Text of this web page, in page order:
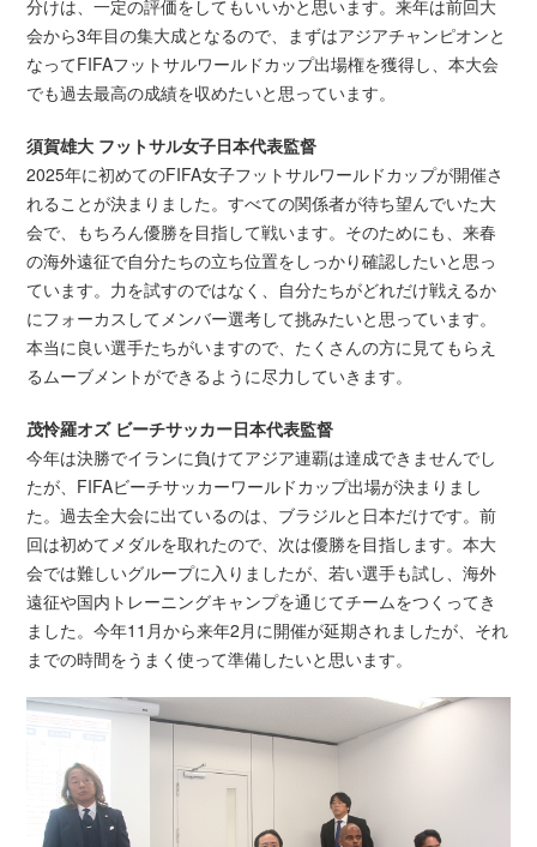
分けは、一定の評価をしてもいいかと思います。来年は前回大
会から3年目の集大成となるので、まずはアジアチャンピオンと
なってFIFAフットサルワールドカップ出場権を獲得し、本大会
でも過去最高の成績を収めたいと思っています。
須賀雄大 フットサル女子日本代表監督
2025年に初めてのFIFA女子フットサルワールドカップが開催さ
れることが決まりました。すべての関係者が待ち望んでいた大
会で、もちろん優勝を目指して戦います。そのためにも、来春
の海外遠征で自分たちの立ち位置をしっかり確認したいと思っ
ています。力を試すのではなく、自分たちがどれだけ戦えるか
にフォーカスしてメンバー選考して挑みたいと思っています。
本当に良い選手たちがいますので、たくさんの方に見てもらえ
るムーブメントができるように尽力していきます。
茂怜羅オズ ビーチサッカー日本代表監督
今年は決勝でイランに負けてアジア連覇は達成できませんでし
たが、FIFAビーチサッカーワールドカップ出場が決まりまし
た。過去全大会に出ているのは、ブラジルと日本だけです。前
回は初めてメダルを取れたので、次は優勝を目指します。本大
会では難しいグループに入りましたが、若い選手も試し、海外
遠征や国内トレーニングキャンプを通じてチームをつくってき
ました。今年11月から来年2月に開催が延期されましたが、それ
までの時間をうまく使って準備したいと思います。